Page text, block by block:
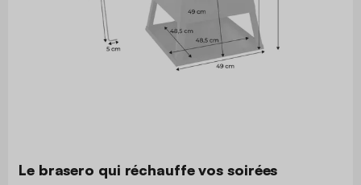
Le brasero qui réchauffe vos soirées